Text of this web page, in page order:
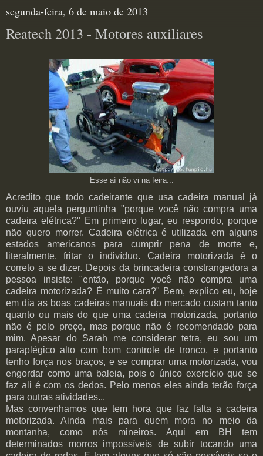
segunda-feira, 6 de maio de 2013
Reatech 2013 - Motores auxiliares
Esse aí não vi na feira...
Acredito que todo cadeirante que usa cadeira manual já
ouviu aquela perguntinha "porque você não compra uma
cadeira elétrica?" Em primeiro lugar, eu respondo, porque
não quero morrer. Cadeira elétrica é utilizada em alguns
estados americanos para cumprir pena de morte e,
literalmente, fritar o indivíduo. Cadeira motorizada é o
correto a se dizer. Depois da brincadeira constrangedora a
pessoa insiste: "então, porque você não compra uma
cadeira motorizada? É muito cara?" Bem, explico eu, hoje
em dia as boas cadeiras manuais do mercado custam tanto
quanto ou mais do que uma cadeira motorizada, portanto
não é pelo preço, mas porque não é recomendado para
mim. Apesar do Sarah me considerar tetra, eu sou um
paraplégico alto com bom controle de tronco, e portanto
tenho força nos braços, e se comprar uma motorizada, vou
engordar como uma baleia, pois o único exercício que se
faz ali é com os dedos. Pelo menos eles ainda terão força
para outras atividades...
Mas convenhamos que tem hora que faz falta a cadeira
motorizada. Ainda mais para quem mora no meio da
montanha, como nós mineiros. Aqui em BH tem
determinados morros impossíveis de subir tocando uma